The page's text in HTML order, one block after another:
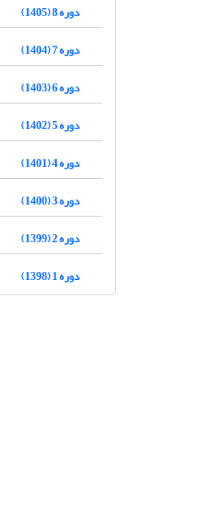
دوره 8 (1405)
دوره 7 (1404)
دوره 6 (1403)
دوره 5 (1402)
دوره 4 (1401)
دوره 3 (1400)
دوره 2 (1399)
دوره 1 (1398)